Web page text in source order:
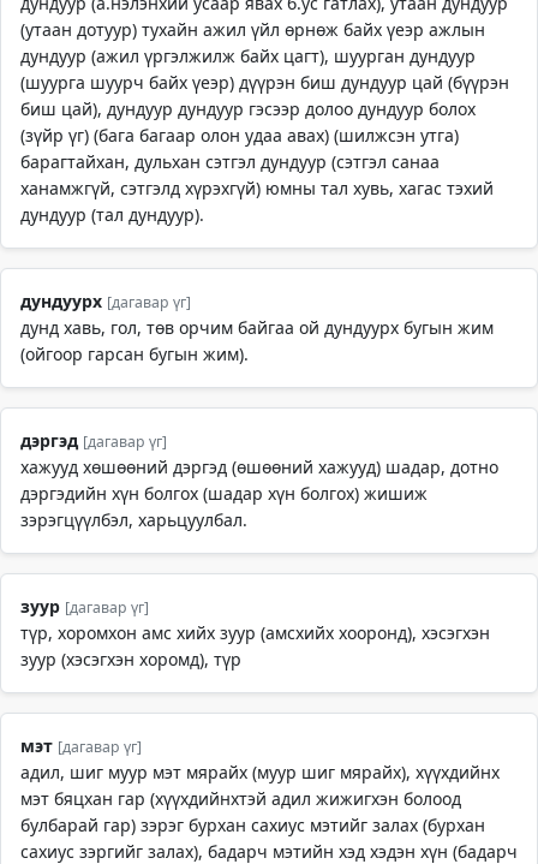
(утаан дотуур) тухайн ажил үйл өрнөж байх үеэр ажлын
дундуур (ажил үргэлжилж байх цагт), шуурган дундуур
(шуурга шуурч байх үеэр) дүүрэн биш дундуур цай (бүүрэн
биш цай), дундуур дундуур гэсээр долоо дундуур болох
(зүйр үг) (бага багаар олон удаа авах) (шилжсэн утга)
барагтайхан, дульхан сэтгэл дундуур (сэтгэл санаа
ханамжгүй, сэтгэлд хүрэхгүй) юмны тал хувь, хагас тэхий
дундуур (тал дундуур).
дундуурх [дагавар үг]
дунд хавь, гол, төв орчим байгаа ой дундуурх бугын жим
(ойгоор гарсан бугын жим).
дэргэд [дагавар үг]
хажууд хөшөөний дэргэд (өшөөний хажууд) шадар, дотно
дэргэдийн хүн болгох (шадар хүн болгох) жишиж
зэрэгцүүлбэл, харьцуулбал.
зуур [дагавар үг]
түр, хоромхон амс хийх зуур (амсхийх хооронд), хэсэгхэн
зуур (хэсэгхэн хоромд), түр
мэт [дагавар үг]
адил, шиг муур мэт мярайх (муур шиг мярайх), хүүхдийнх
мэт бяцхан гар (хүүхдийнхтэй адил жижигхэн болоод
булбарай гар) зэрэг бурхан сахиус мэтийг залах (бурхан
сахиус зэргийг залах), бадарч мэтийн хэд хэдэн хүн (бадарч